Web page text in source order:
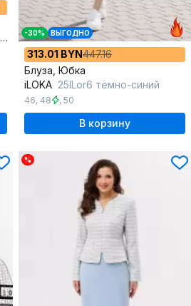
-30% ВЫГОДНО
313.01 BYN447.16
Блуза, Юбка
iLOKA 25ILor6 тёмно-синий
46, 48 , 50
В корзину
%